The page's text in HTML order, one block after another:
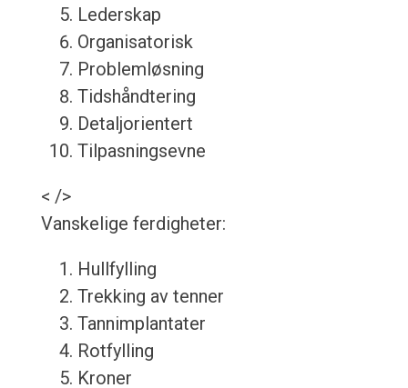
Lederskap
Organisatorisk
Problemløsning
Tidshåndtering
Detaljorientert
Tilpasningsevne
< />
Vanskelige ferdigheter:
Hullfylling
Trekking av tenner
Tannimplantater
Rotfylling
Kroner